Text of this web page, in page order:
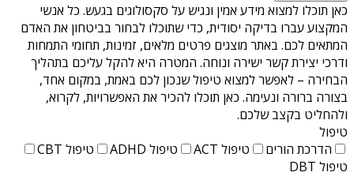
כאן תוכלו למצוא מידע אמין ונגיש על סקסולוגים בגעש. כל אנשי
המקצוע עברו בדיקה יסודית, כדי שתוכלו לבחור בביטחון את האדם
המתאים לכם. באתר מוצגים פרטים מלאים, זמינות, תחומי התמחות
ודרכי יצירת קשר ישירה ונוחה. המטרה היא להקל עליכם בתהליך
הבחירה – לאפשר למצוא טיפול שנכון לכם באמת, במקום אחד,
בצורה ברורה ונעימה. כאן תוכלו להכיר את האפשרויות, לקרוא,
ולהחליט בקצב שלכם.
טיפול
הדרכת הורים
טיפול ACT טיפול ADHD
טיפול CBT
טיפול DBT